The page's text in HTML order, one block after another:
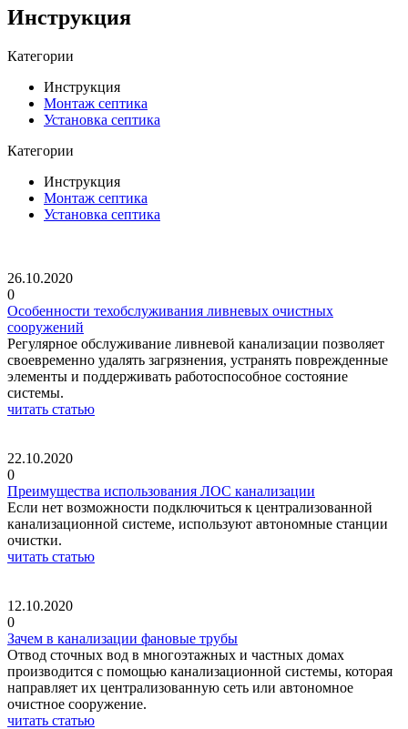
Инструкция
Категории
Инструкция
Монтаж септика
Установка септика
Категории
Инструкция
Монтаж септика
Установка септика
26.10.2020
0
Особенности техобслуживания ливневых очистных
сооружений
Регулярное обслуживание ливневой канализации позволяет
своевременно удалять загрязнения, устранять поврежденные
элементы и поддерживать работоспособное состояние
системы.
читать статью
22.10.2020
0
Преимущества использования ЛОС канализации
Если нет возможности подключиться к централизованной
канализационной системе, используют автономные станции
очистки.
читать статью
12.10.2020
0
Зачем в канализации фановые трубы
Отвод сточных вод в многоэтажных и частных домах
производится с помощью канализационной системы, которая
направляет их централизованную сеть или автономное
очистное сооружение.
читать статью